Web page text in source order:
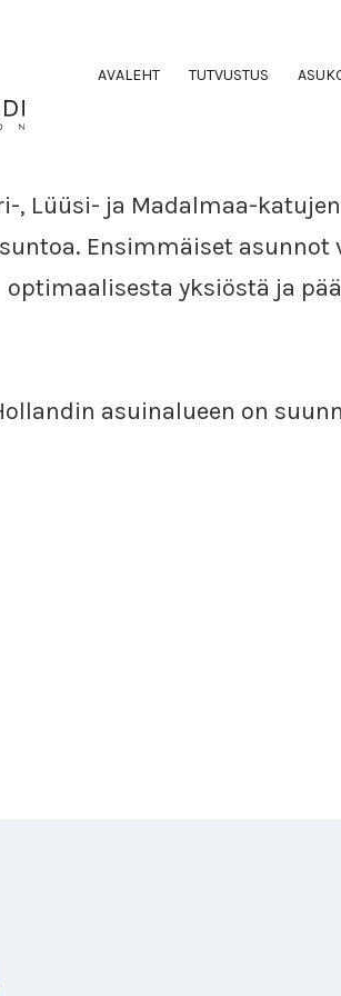
AVALEHT TUTVUSTUS
, Lüüsi- ja Madalmaa-
Ensimmäiset
optimaalisesta yksiöstä ja
asuinalueen on